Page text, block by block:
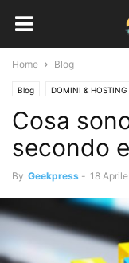
Home Blog
Blog DOMINI & HOSTING
Giga SiteBuilder
Cosa
secondo
By Geekpress - 18